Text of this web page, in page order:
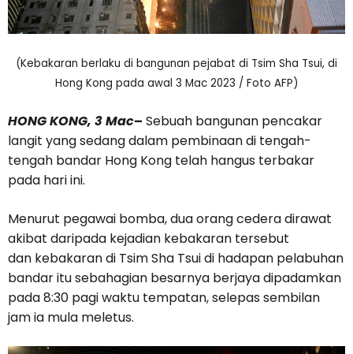
(Kebakaran berlaku di bangunan pejabat di Tsim Sha Tsui, di
Hong Kong pada awal 3 Mac 2023 / Foto AFP)
HONG KONG, 3 Mac– Sebuah bangunan pencakar
langit yang sedang dalam pembinaan di tengah-
tengah bandar Hong Kong telah hangus terbakar
pada hari ini.
Menurut pegawai bomba, dua orang cedera dirawat
akibat daripada kejadian kebakaran tersebut
dan kebakaran di Tsim Sha Tsui di hadapan pelabuhan
bandar itu sebahagian besarnya berjaya dipadamkan
pada 8:30 pagi waktu tempatan, selepas sembilan
jam ia mula meletus.